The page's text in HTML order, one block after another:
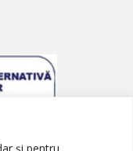
și pentru